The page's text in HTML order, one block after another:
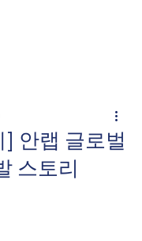
안랩 글로벌
스토리